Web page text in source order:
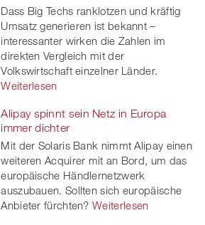
Dass Big Techs ranklotzen und kräftig
Umsatz generieren ist bekannt –
interessanter wirken die Zahlen im
direkten Vergleich mit der
Volkswirtschaft einzelner Länder.
Weiterlesen
Alipay spinnt sein Netz in Europa
immer dichter
Mit der Solaris Bank nimmt Alipay einen
weiteren Acquirer mit an Bord, um das
europäische Händlernetzwerk
auszubauen. Sollten sich europäische
Anbieter fürchten? Weiterlesen